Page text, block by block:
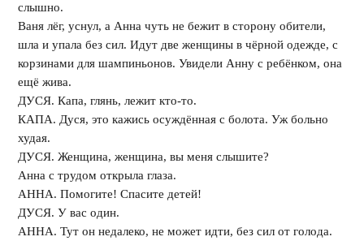
слышно.
Ваня лёг, уснул, а Анна чуть не бежит в сторону обители,
шла и упала без сил. Идут две женщины в чёрной одежде, с
корзинами для шампиньонов. Увидели Анну с ребёнком, она
ещё жива.
ДУСЯ. Капа, глянь, лежит кто-то.
КАПА. Дуся, это кажись осуждённая с болота. Уж больно
худая.
ДУСЯ. Женщина, женщина, вы меня слышите?
Анна с трудом открыла глаза.
АННА. Помогите! Спасите детей!
ДУСЯ. У вас один.
АННА. Тут он недалеко, не может идти, без сил от голода.